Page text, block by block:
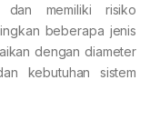
dan memiliki risiko
beberapa jenis
dengan diameter
kebutuhan sistem